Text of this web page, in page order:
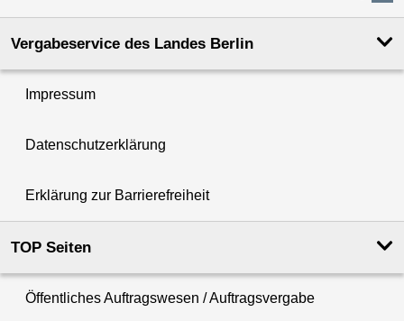
Vergabeservice des Landes Berlin
Impressum
Datenschutzerklärung
Erklärung zur Barrierefreiheit
TOP Seiten
Öffentliches Auftragswesen ­/ Auftragsvergabe